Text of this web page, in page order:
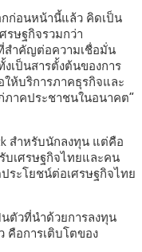
กก่อนหน้านี้แล้ว คิดเป็น
รษฐกิจรวมกว่า
สำคัญต่อความเชื่อมั่น
เป็นสารตั้งต้นของการ
ให้บริการภาคธุรกิจและ
ภาคประชาชนในอนาคต”
สำหรับนักลงทุน แต่คือ
บเศรษฐกิจไทยและคน
ระโยชน์ต่อเศรษฐกิจไทย
ตัวที่นำด้วยการลงทุน
คือการเติบโตของ